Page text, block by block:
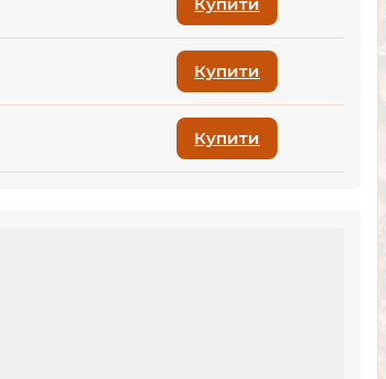
Купити
Купити